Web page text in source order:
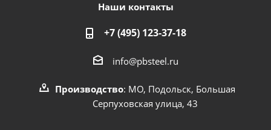
Наши контакты
+7 (495) 123-37-18
info@pbsteel.ru
Производство: МО, Подольск, Большая
Серпуховская улица, 43